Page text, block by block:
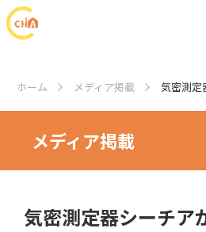
お知らせ・ブログ
ホーム メディア掲載 気密測定
メディア掲載
気密測定器シーチア